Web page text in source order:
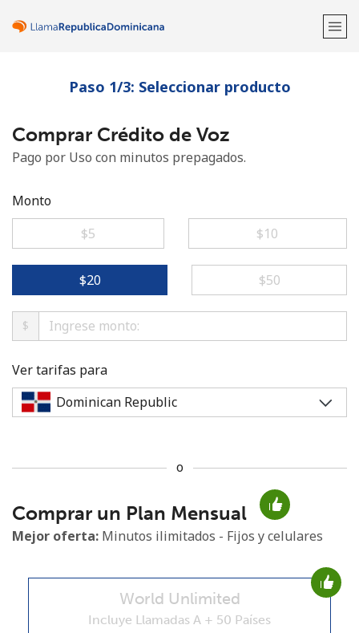
¡Bienvenido!
¿Ya tienes una cuenta?Inicia sesión →
No se ha creado una contraseña
Mínimo 8 caracteres
Una letra mayúscula y una minúscula
Un número
Paso 1/3: Seleccionar producto
Comprar Crédito de Voz
Pago por Uso con minutos prepagados.
Monto
⁦$5⁩
⁦$10⁩
⁦$20⁩ ⁦$50⁩
$
Ver tarifas para
o
Comprar un Plan Mensual
Mejor oferta: Minutos ilimitados - Fijos y celulares
World Unlimited
Incluye Llamadas A + 50 Países